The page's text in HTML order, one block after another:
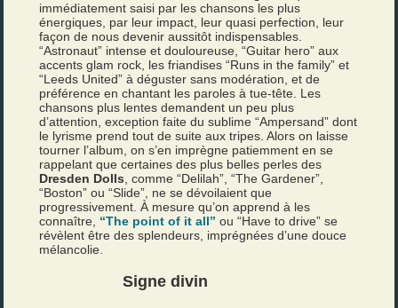
immédiatement saisi par les chansons les plus
énergiques, par leur impact, leur quasi perfection, leur
façon de nous devenir aussitôt indispensables.
“Astronaut” intense et douloureuse, “Guitar hero” aux
accents glam rock, les friandises “Runs in the family” et
“Leeds United” à déguster sans modération, et de
préférence en chantant les paroles à tue-tête. Les
chansons plus lentes demandent un peu plus
d’attention, exception faite du sublime “Ampersand” dont
le lyrisme prend tout de suite aux tripes. Alors on laisse
tourner l’album, on s’en imprègne patiemment en se
rappelant que certaines des plus belles perles des
Dresden Dolls , comme “Delilah”, “The Gardener”,
“Boston” ou “Slide”, ne se dévoilaient que
progressivement. À mesure qu’on apprend à les
connaître, “The point of it all” ou “Have to drive” se
révèlent être des splendeurs, imprégnées d’une douce
mélancolie.
Signe divin